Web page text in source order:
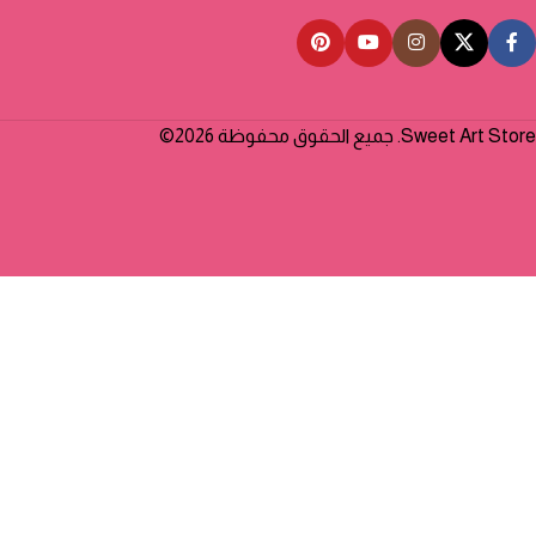
Sweet Art Store. جميع الحقوق محفوظة 2026©